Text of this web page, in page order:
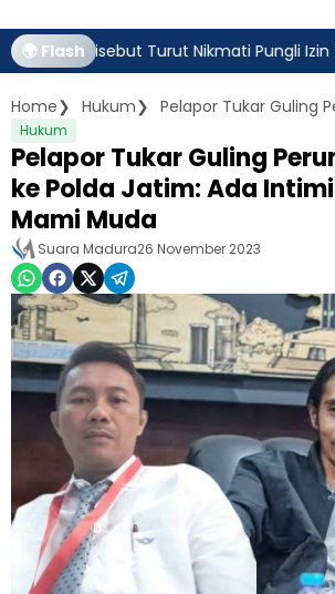
🌍 Flash
Disebut Turut Nikmati Pungli Izin
Home Hukum
Hukum
Pelapor Tukar Guling
ke Polda Jatim: Ada
Mami Muda
Suara Madura26 November 2023